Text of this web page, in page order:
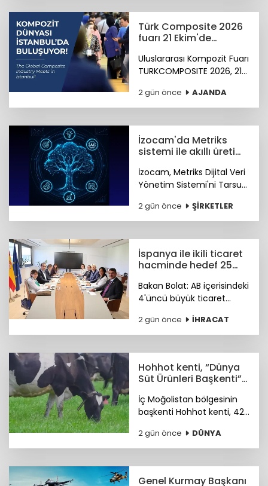
Türk Composite 2026
fuarı 21 Ekim'de
Uluslararası Kompozit Fuarı
TURKCOMPOSITE 2026, 21-
İstanbul Fuar Merkezi’nde
düzenlenecek.
2 gün önce AJANDA
İzocam'da Metriks
sistemi ile akıllı üretim
İzocam, Metriks Dijital Veri
Yönetim Sistemi'ni Tarsus
akıllı üretim dönemini
başlattı. Böylelikle üretim
tek merkezde toplanacak.
2 gün önce ŞİRKETLER
İspanya ile ikili ticaret
hacminde hedef 25
Bakan Bolat: AB içerisindeki
4'üncü büyük ticaret
ikili ticaret hacmimizi orta
vadede yıllık 25 milyar
hedefliyoruz.
2 gün önce İHRACAT
Hohhot kenti, “Dünya
Süt Ürünleri Başkenti”
İç Moğolistan bölgesinin
başkenti Hohhot kenti, 42
büyüklüğündeki süt
ürünleri sektörüyle “Dünya
ünvanını kazandı.
2 gün önce DÜNYA
Genel Kurmay Başkanı